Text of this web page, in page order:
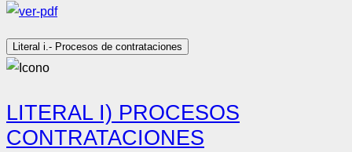
Literal i.- Procesos de contrataciones
LITERAL I) PROCESOS
CONTRATACIONES